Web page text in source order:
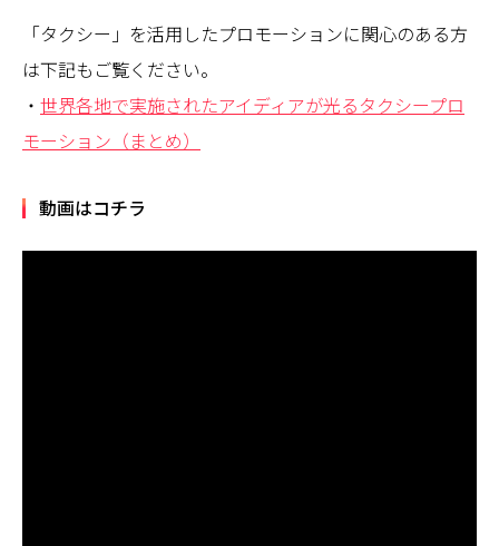
「タクシー」を活用したプロモーションに関心のある方
は下記もご覧ください。
・ 世界各地で実施されたアイディアが光るタクシープロ
モーション（まとめ）
動画はコチラ